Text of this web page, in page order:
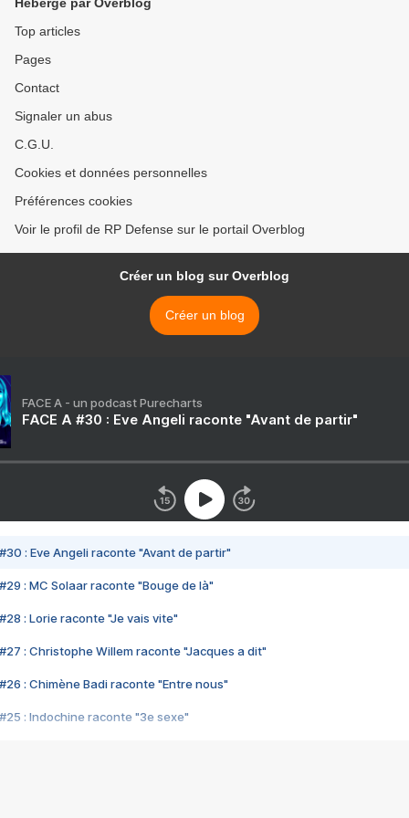
Top articles
Pages
Contact
Signaler un abus
C.G.U.
Cookies et données personnelles
Préférences cookies
Voir le profil de RP Defense sur le portail Overblog
Créer un blog sur Overblog
Créer un blog
FACE A - un podcast Purecharts
FACE A #30 : Eve Angeli raconte "Avant de partir"
#30 : Eve Angeli raconte "Avant de partir"
#29 : MC Solaar raconte "Bouge de là"
#28 : Lorie raconte "Je vais vite"
#27 : Christophe Willem raconte "Jacques a dit"
#26 : Chimène Badi raconte "Entre nous"
#25 : Indochine raconte "3e sexe"